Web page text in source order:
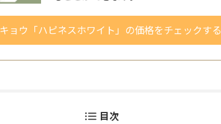
ョウ「ハピネスホワイト」の価格をチェックする
目次